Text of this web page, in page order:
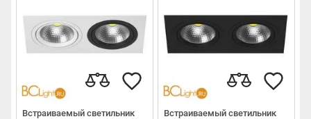
Встраиваемый светильник
Встраиваемый светильник